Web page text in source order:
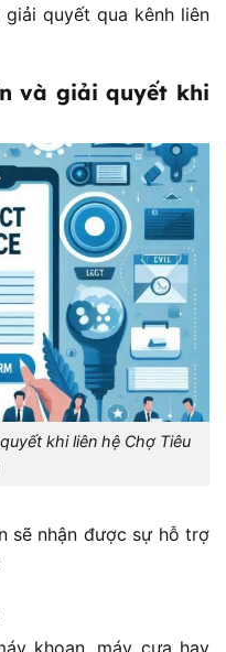
quyết qua kênh liên
và giải quyết khi
khi liên hệ Chợ Tiêu
sẽ nhận được sự hỗ trợ